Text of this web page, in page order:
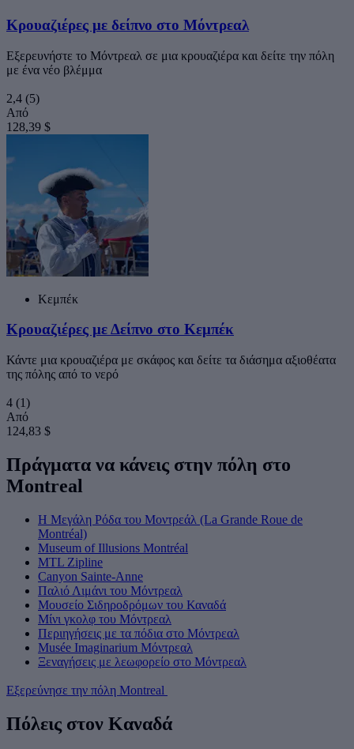
Κρουαζιέρες με δείπνο στο Μόντρεαλ
Εξερευνήστε το Μόντρεαλ σε μια κρουαζιέρα και δείτε την πόλη
με ένα νέο βλέμμα
2,4 (5)
Από
128,39 $
Κεμπέκ
Κρουαζιέρες με Δείπνο στο Κεμπέκ
Κάντε μια κρουαζιέρα με σκάφος και δείτε τα διάσημα αξιοθέατα
της πόλης από το νερό
4 (1)
Από
124,83 $
Πράγματα να κάνεις στην πόλη στο
Montreal
Η Μεγάλη Ρόδα του Μοντρεάλ (La Grande Roue de
Montréal)
Museum of Illusions Montréal
MTL Zipline
Canyon Sainte-Anne
Παλιό Λιμάνι του Μόντρεαλ
Μουσείο Σιδηροδρόμων του Καναδά
Μίνι γκολφ του Μόντρεαλ
Περιηγήσεις με τα πόδια στο Μόντρεαλ
Musée Imaginarium Μόντρεαλ
Ξεναγήσεις με λεωφορείο στο Μόντρεαλ
Εξερεύνησε την πόλη Montreal
Πόλεις στον Καναδά